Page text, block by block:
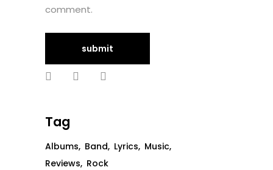
comment.
Tag
Albums Band Lyrics Music
Reviews Rock